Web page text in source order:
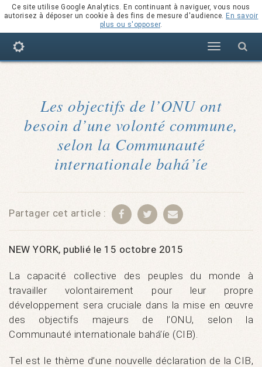
Ce site utilise Google Analytics. En continuant à naviguer, vous nous
autorisez à déposer un cookie à des fins de mesure d'audience. En savoir
plus ou s'opposer.
Navigation
Les objectifs de l’ONU ont
besoin d’une volonté commune,
selon la Communauté
internationale bahá’íe
Partager cet article :
NEW YORK, publié le 15 octobre 2015
La capacité collective des peuples du monde à
travailler volontairement pour leur propre
développement sera cruciale dans la mise en œuvre
des objectifs majeurs de l’ONU, selon la
Communauté internationale bahá’íe (CIB).
Tel est le thème d’une nouvelle déclaration de la CIB,